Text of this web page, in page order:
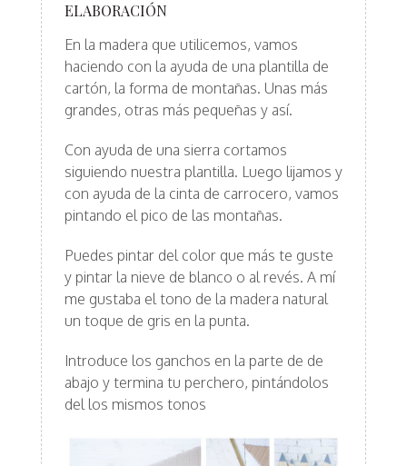
ELABORACIÓN
En la madera que utilicemos, vamos
haciendo con la ayuda de una plantilla de
cartón, la forma de montañas. Unas más
grandes, otras más pequeñas y así.
Con ayuda de una sierra cortamos
siguiendo nuestra plantilla. Luego lijamos y
con ayuda de la cinta de carrocero, vamos
pintando el pico de las montañas.
Puedes pintar del color que más te guste
y pintar la nieve de blanco o al revés. A mí
me gustaba el tono de la madera natural
un toque de gris en la punta.
Introduce los ganchos en la parte de de
abajo y termina tu perchero, pintándolos
del los mismos tonos